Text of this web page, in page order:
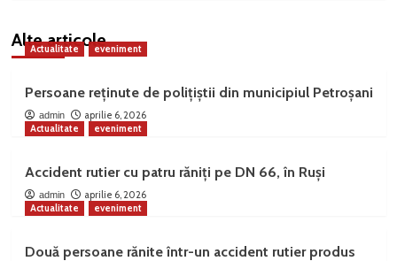
Alte articole
Actualitate eveniment
Persoane reținute de polițiștii din municipiul Petroșani
admin
aprilie 6, 2026
Actualitate
eveniment
Accident rutier cu patru răniți pe DN 66, în Ruși
admin
aprilie 6, 2026
Actualitate
eveniment
Două persoane rănite într-un accident rutier produs